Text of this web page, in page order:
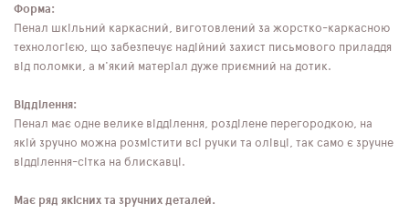
Форма:
Пенал шкільний каркасний, виготовлений за жорстко-каркасною
технологією, що забезпечує надійний захист письмового приладдя
від поломки, а м'який матеріал дуже приємний на дотик.
Відділення:
Пенал має одне велике відділення, розділене перегородкою, на
якій зручно можна розмістити всі ручки та олівці, так само є зручне
відділення-сітка на блискавці.
Має ряд якісних та зручних деталей.